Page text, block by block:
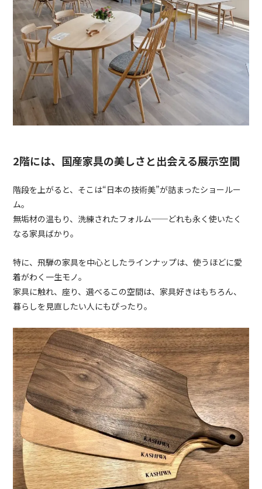
2階には、国産家具の美しさと出会える展示空間
階段を上がると、そこは“日本の技術美”が詰まったショールー
ム。
無垢材の温もり、洗練されたフォルム──どれも永く使いたく
なる家具ばかり。
特に、飛騨の家具を中心としたラインナップは、使うほどに愛
着がわく一生モノ。
家具に触れ、座り、選べるこの空間は、家具好きはもちろん、
暮らしを見直したい人にもぴったり。